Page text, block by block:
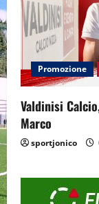
Promozione
Valdinisi
Marco
sportjonico